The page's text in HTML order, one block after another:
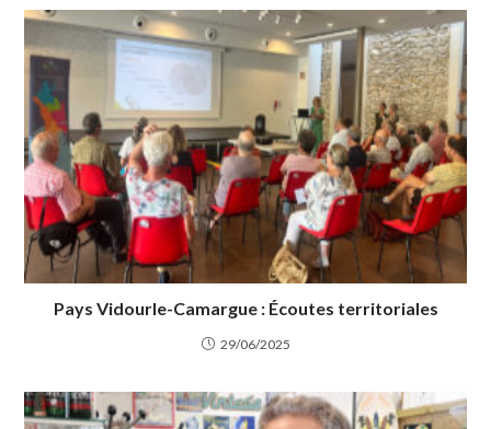
Pays Vidourle-Camargue : Écoutes territoriales
29/06/2025